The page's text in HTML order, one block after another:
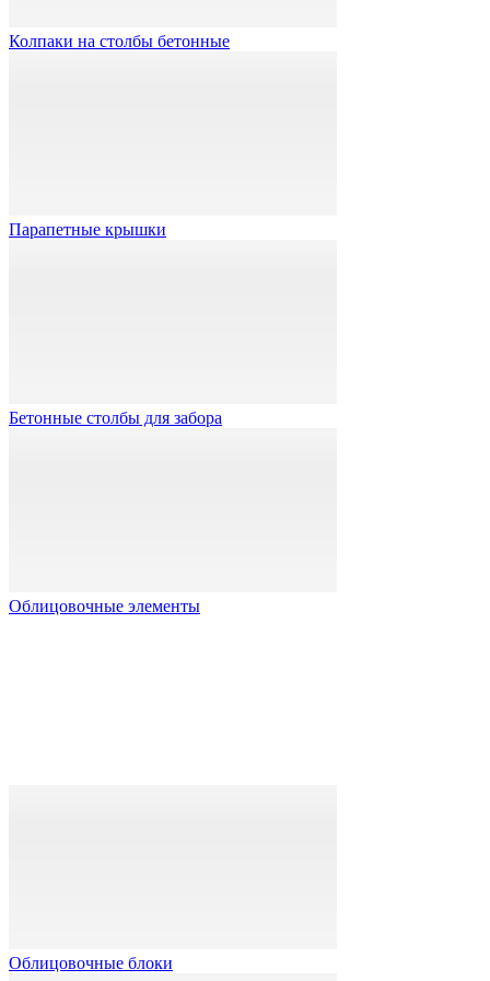
Колпаки на столбы бетонные
Парапетные крышки
Бетонные столбы для забора
Облицовочные элементы
Облицовочные блоки